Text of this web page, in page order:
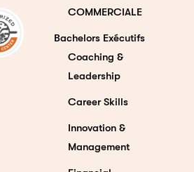
COMMERCIALE
Bachelors Exécutifs
Coaching &
Leadership
Career Skills
Innovation &
Management